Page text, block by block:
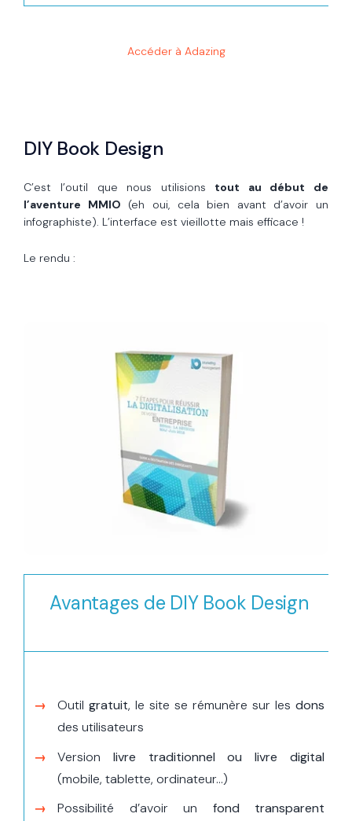
Accéder à Adazing
DIY Book Design
C’est l’outil que nous utilisions tout au début de
l’aventure MMIO (eh oui, cela bien avant d’avoir un
infographiste). L’interface est vieillotte mais efficace !
Le rendu :
Avantages de DIY Book Design
Outil gratuit, le site se rémunère sur les dons
des utilisateurs
Version livre traditionnel ou livre digital
(mobile, tablette, ordinateur…)
Possibilité d’avoir un fond transparent